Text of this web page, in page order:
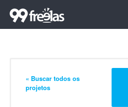
« Buscar todos os
projetos